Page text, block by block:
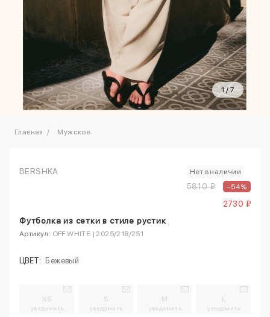
1/7
Главная Мужское
BERSHKA Нет в наличии
5810 ₽ –54%
2730 ₽
Футболка из сетки в стиле рустик
Артикул: OFF WHITE | 2025/218/251
ЦВЕТ: Бежевый
XS
уведомить
S
уведомить
M
уведомить
L
уведомить